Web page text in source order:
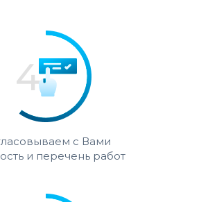
с Вами
и перечень работ